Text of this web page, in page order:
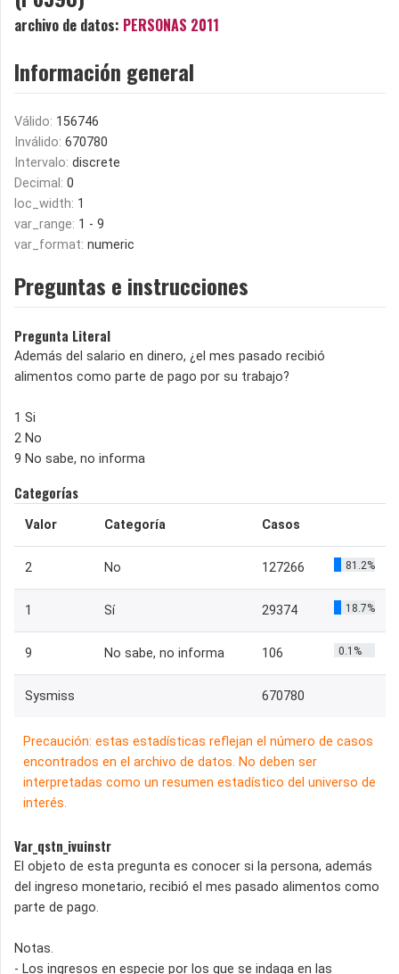
archivo de datos: PERSONAS 2011
Información general
Válido: 156746
Inválido: 670780
Intervalo: discrete
Decimal: 0
loc_width: 1
var_range: 1 - 9
var_format: numeric
Preguntas e instrucciones
Pregunta Literal
Además del salario en dinero, ¿el mes pasado recibió
alimentos como parte de pago por su trabajo?
1 Si
2 No
9 No sabe, no informa
Categorías
Valor Categoría Casos
2 No 127266 81.2%
1 Sí 29374 18.7%
9 No sabe, no informa 106 0.1%
Sysmiss 670780
Precaución: estas estadísticas reflejan el número de casos
encontrados en el archivo de datos. No deben ser
interpretadas como un resumen estadístico del universo de
interés.
Var_qstn_ivuinstr
El objeto de esta pregunta es conocer si la persona, además
del ingreso monetario, recibió el mes pasado alimentos como
parte de pago.
Notas.
- Los ingresos en especie por los que se indaga en las